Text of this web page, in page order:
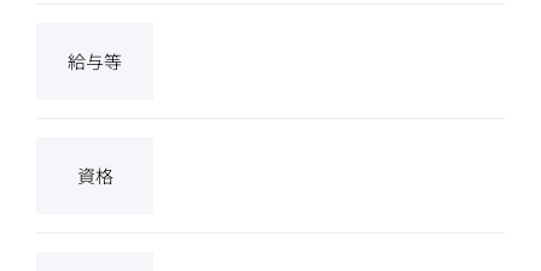
給与等
資格